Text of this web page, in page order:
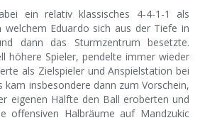
ein relativ klassisches 4-4-1-1 als
welchem Eduardo sich aus der Tiefe in
dann das Sturmzentrum besetzte.
höhere Spieler, pendelte immer wieder
als Zielspieler und Anspielstation bei
kam insbesondere dann zum Vorschein,
eigenen Hälfte den Ball eroberten und
offensiven Halbräume auf Mandzukic